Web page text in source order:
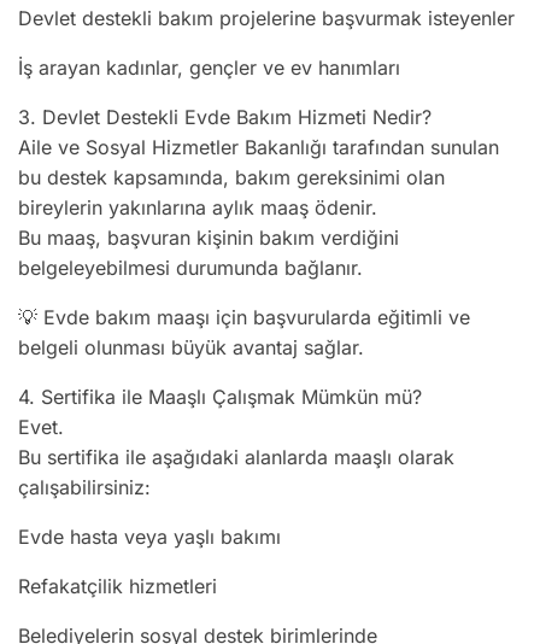
Devlet destekli bakım projelerine başvurmak isteyenler
İş arayan kadınlar, gençler ve ev hanımları
3. Devlet Destekli Evde Bakım Hizmeti Nedir?
Aile ve Sosyal Hizmetler Bakanlığı tarafından sunulan
bu destek kapsamında, bakım gereksinimi olan
bireylerin yakınlarına aylık maaş ödenir.
Bu maaş, başvuran kişinin bakım verdiğini
belgeleyebilmesi durumunda bağlanır.
💡 Evde bakım maaşı için başvurularda eğitimli ve
belgeli olunması büyük avantaj sağlar.
4. Sertifika ile Maaşlı Çalışmak Mümkün mü?
Evet.
Bu sertifika ile aşağıdaki alanlarda maaşlı olarak
çalışabilirsiniz:
Evde hasta veya yaşlı bakımı
Refakatçilik hizmetleri
Belediyelerin sosyal destek birimlerinde